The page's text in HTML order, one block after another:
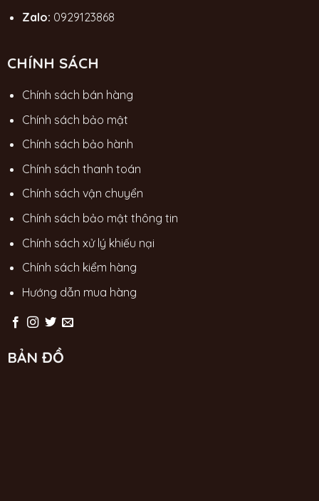
Zalo: 0929123868
CHÍNH SÁCH
Chính sách bán hàng
Chính sách bảo mật
Chính sách bảo hành
Chính sách thanh toán
Chính sách vận chuyển
Chính sách bảo mật thông tin
Chính sách xử lý khiếu nại
Chính sách kiểm hàng
Hướng dẫn mua hàng
BẢN ĐỒ